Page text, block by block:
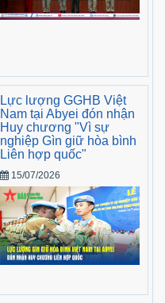
Lực lượng GGHB Việt
Nam tại Abyei đón nhận
Huy chương "Vì sự
nghiệp Gìn giữ hòa bình
Liên hợp quốc"
15/07/2026